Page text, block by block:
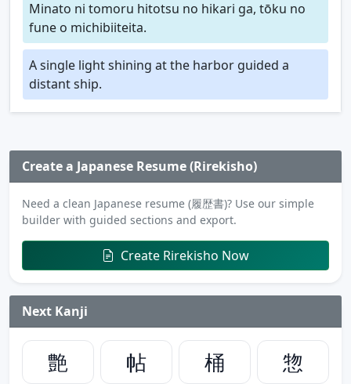
Minato ni tomoru hitotsu no hikari ga, tōku no
fune o michibiiteita.
A single light shining at the harbor guided a
distant ship.
Create a Japanese Resume (Rirekisho)
Need a clean Japanese resume (履歴書)? Use our simple
builder with guided sections and export.
Create Rirekisho Now
Next Kanji
艶 帖 桶
惣